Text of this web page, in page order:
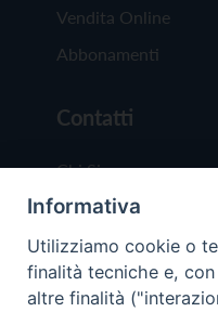
Vendita Online
Abbonamenti
Contatti
Chi Siamo
Redazione
Scrivici
Informativa
Utilizziamo cookie o
finalità tecniche e,
altre finalità